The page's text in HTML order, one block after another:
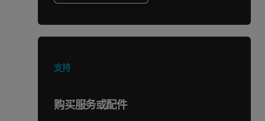
支持
购买服务或配件